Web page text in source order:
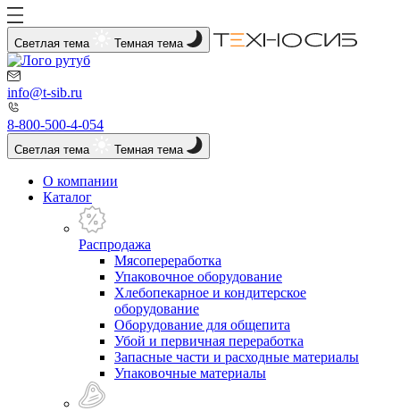
Светлая тема Темная тема
info@t-sib.ru
8-800-500-4-054
Светлая тема Темная тема
О компании
Каталог
Распродажа
Мясопереработка
Упаковочное оборудование
Хлебопекарное и кондитерское
оборудование
Оборудование для общепита
Убой и первичная переработка
Запасные части и расходные материалы
Упаковочные материалы